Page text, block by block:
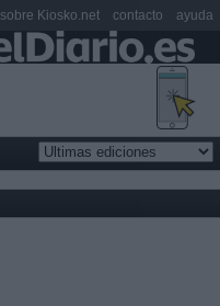
sobre Kiosko.net contacto ayuda